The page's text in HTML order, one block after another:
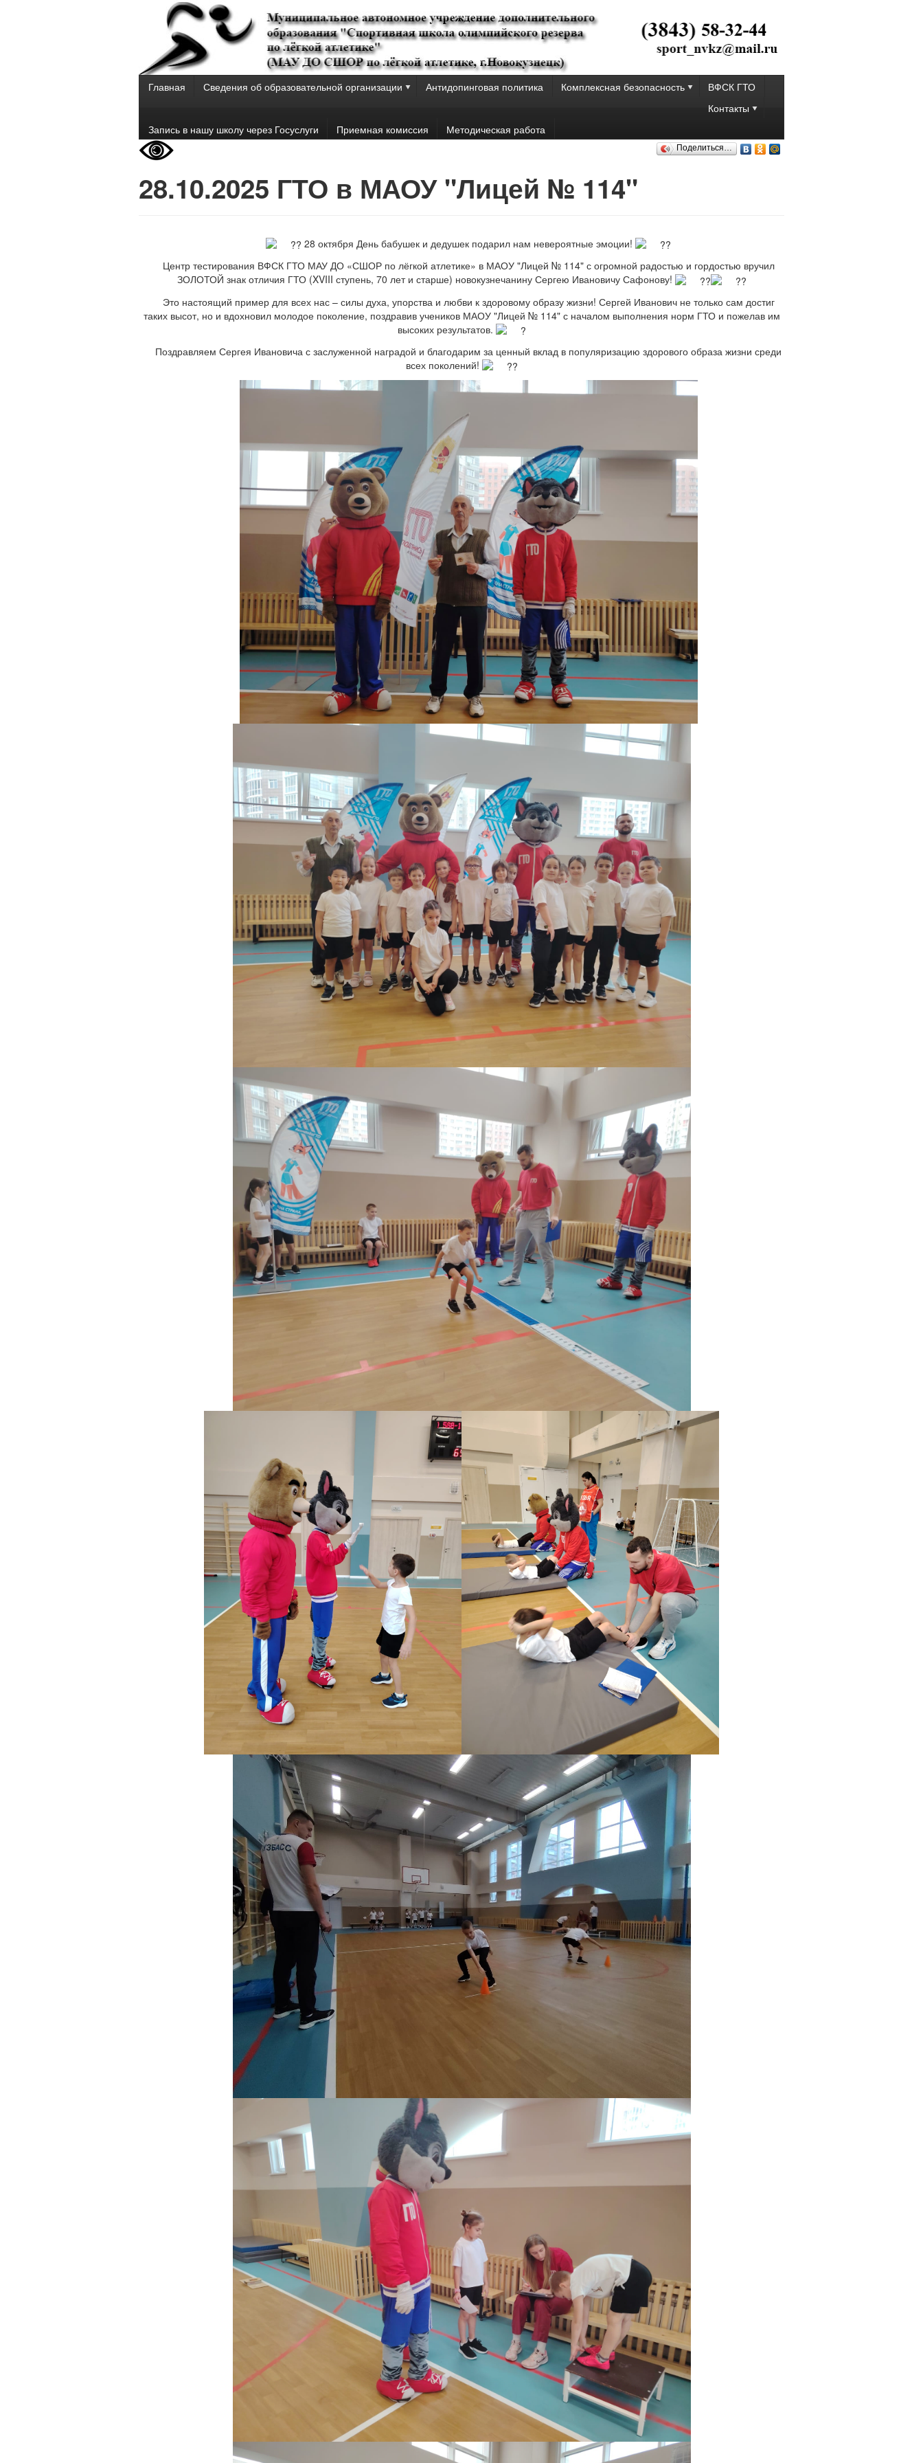
Главная Сведения об образовательной организации Антидопинговая политика Комплексная безопасность
ВФСК ГТО
Контакты
Запись в нашу школу через Госуслуги
Приемная комиссия Методическая работа
Поделиться…
28.10.2025 ГТО в МАОУ "Лицей № 114"
28 октября День бабушек и дедушек подарил нам невероятные эмоции!
Центр тестирования ВФСК ГТО МАУ ДО «СШОР по лёгкой атлетике» в МАОУ "Лицей № 114" с огромной радостью и гордостью вручил
ЗОЛОТОЙ знак отличия ГТО (XVIII ступень, 70 лет и старше) новокузнечанину Сергею Ивановичу Сафонову!
Это настоящий пример для всех нас – силы духа, упорства и любви к здоровому образу жизни! Сергей Иванович не только сам достиг
таких высот, но и вдохновил молодое поколение, поздравив учеников МАОУ "Лицей № 114" с началом выполнения норм ГТО и пожелав им
высоких результатов.
Поздравляем Сергея Ивановича с заслуженной наградой и благодарим за ценный вклад в популяризацию здорового образа жизни среди
всех поколений!